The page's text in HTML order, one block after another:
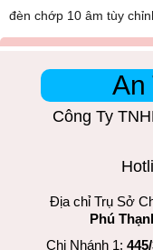
đèn chớp 10 âm tùy
An
Công Ty
Địa chỉ Trụ Sở
Phú
Chi Nhánh 1: